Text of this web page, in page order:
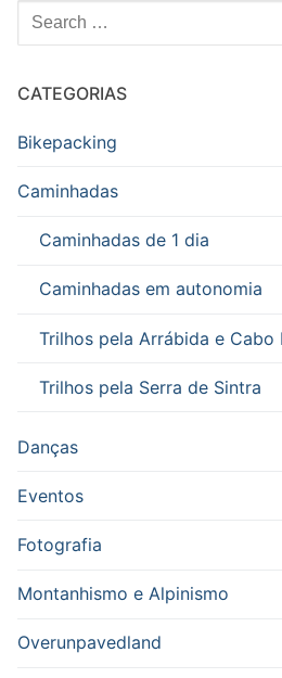
Pesquisar
por:
CATEGORIAS
Bikepacking
Caminhadas
Caminhadas de 1 dia
Caminhadas em autonomia
Trilhos pela Arrábida e Cabo
Trilhos pela Serra de Sintra
Danças
Eventos
Fotografia
Montanhismo e Alpinismo
Overunpavedland